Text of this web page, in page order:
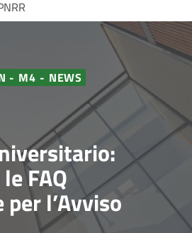
- M4 - NEWS
FAQ
l’Avviso